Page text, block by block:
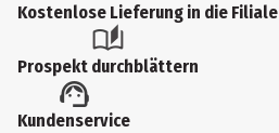
Produkttyp
Spezialpfannen
Durchmesser
32 cm
Kostenlose Lieferung in die Filiale
Prospekt durchblättern
Kundenservice